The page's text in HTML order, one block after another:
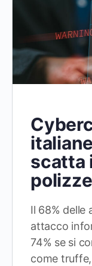
scatta
Il 68% delle
attacco
74% se si
come